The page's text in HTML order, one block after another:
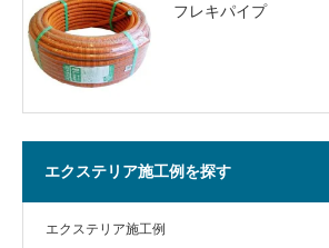
フレキパイプ
エクステリア施工例を探す
エクステリア施工例